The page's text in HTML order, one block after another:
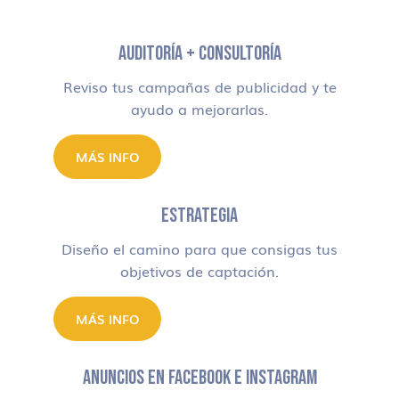
AUDITORÍA + CONSULTORÍA
Reviso tus campañas de publicidad y te
ayudo a mejorarlas.
MÁS INFO
ESTRATEGIA
Diseño el camino para que consigas tus
objetivos de captación.
MÁS INFO
ANUNCIOS EN FACEBOOK E INSTAGRAM